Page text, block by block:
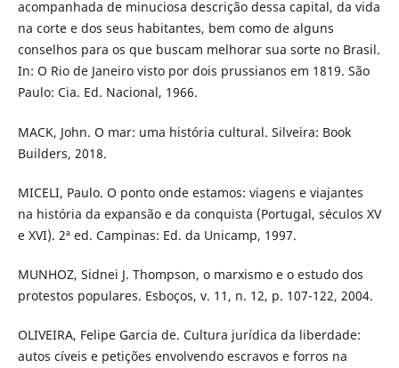
acompanhada de minuciosa descrição dessa capital, da vida
na corte e dos seus habitantes, bem como de alguns
conselhos para os que buscam melhorar sua sorte no Brasil.
In: O Rio de Janeiro visto por dois prussianos em 1819. São
Paulo: Cia. Ed. Nacional, 1966.
MACK, John. O mar: uma história cultural. Silveira: Book
Builders, 2018.
MICELI, Paulo. O ponto onde estamos: viagens e viajantes
na história da expansão e da conquista (Portugal, séculos XV
e XVI). 2ª ed. Campinas: Ed. da Unicamp, 1997.
MUNHOZ, Sidnei J. Thompson, o marxismo e o estudo dos
protestos populares. Esboços, v. 11, n. 12, p. 107-122, 2004.
OLIVEIRA, Felipe Garcia de. Cultura jurídica da liberdade:
autos cíveis e petições envolvendo escravos e forros na